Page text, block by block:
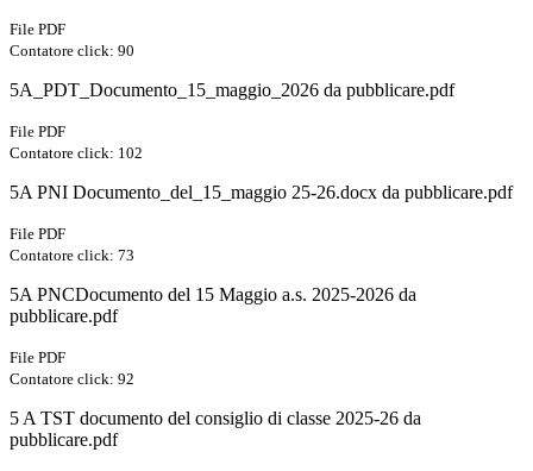
File PDF
Contatore click: 90
5A_PDT_Documento_15_maggio_2026 da pubblicare.pdf
File PDF
Contatore click: 102
5A PNI Documento_del_15_maggio 25-26.docx da pubblicare.pdf
File PDF
Contatore click: 73
5A PNCDocumento del 15 Maggio a.s. 2025-2026 da
pubblicare.pdf
File PDF
Contatore click: 92
5 A TST documento del consiglio di classe 2025-26 da
pubblicare.pdf